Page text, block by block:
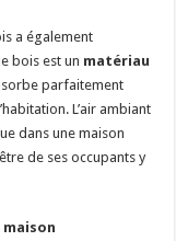
a également
bois est un matériau
parfaitement
L’air ambiant
dans une maison
de ses occupants y
maison